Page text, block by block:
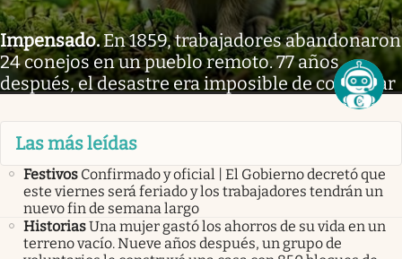
Impensado.En 1859, trabajadores abandonaron
24 conejos en un pueblo remoto. 77 años
después, el desastre era imposible de controlar
Las más leídas
Festivos Confirmado y oficial | El Gobierno decretó que
este viernes será feriado y los trabajadores tendrán un
nuevo fin de semana largo
HistoriasUna mujer gastó los ahorros de su vida en un
terreno vacío. Nueve años después, un grupo de